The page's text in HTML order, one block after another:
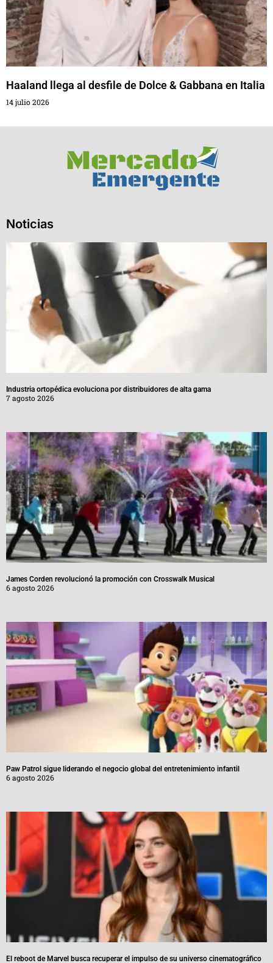
Haaland llega al desfile de Dolce & Gabbana en Italia
14 julio 2026
Noticias
Industria ortopédica evoluciona por distribuidores de alta gama
7 agosto 2026
James Corden revolucionó la promoción con Crosswalk Musical
6 agosto 2026
Paw Patrol sigue liderando el negocio global del entretenimiento infantil
6 agosto 2026
El reboot de Marvel busca recuperar el impulso de su universo cinematográfico